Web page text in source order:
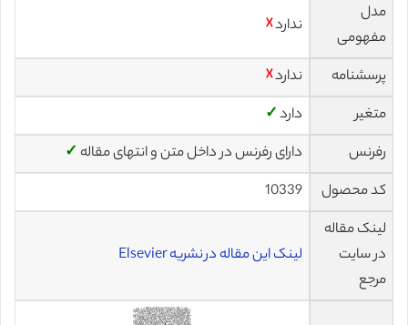
مدل
مفهومی
ندارد☓
پرسشنامه ندارد☓
متغیر
دارد✓
رفرنس
دارای رفرنس در داخل متن و انتهای مقاله ✓
کد محصول
10339
لینک مقاله
در سایت
مرجع
لینک این مقاله در نشریه Elsevier